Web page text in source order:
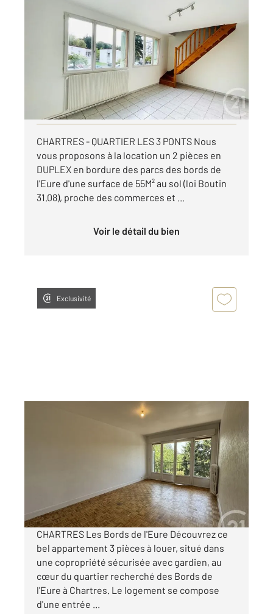
CHARTRES 28
31,08 m2, 2 pièces
Ref : 28013
Appartement Duplex à louer
575 €
par mois charges comprises
Visiter le site dédié
CHARTRES - QUARTIER LES 3 PONTS Nous
vous proposons à la location un 2 pièces en
DUPLEX en bordure des parcs des bords de
l'Eure d'une surface de 55M² au sol (loi Boutin
31.08), proche des commerces et ...
Voir le détail du bien
Exclusivité
Appartement F3 à louer
835 €
par mois charges comprises
CHARTRES Les Bords de l'Eure Découvrez ce
bel appartement 3 pièces à louer, situé dans
une copropriété sécurisée avec gardien, au
cœur du quartier recherché des Bords de
l'Eure à Chartres. Le logement se compose
d'une entrée ...